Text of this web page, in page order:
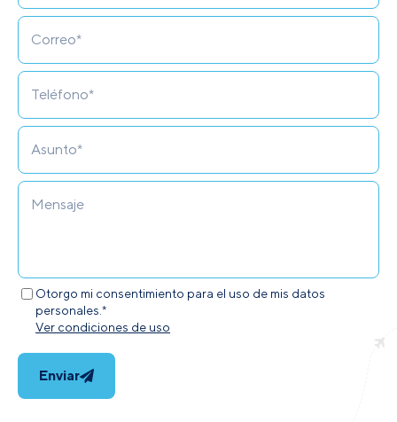
Otorgo mi consentimiento para el uso de mis datos
personales.*
Ver condiciones de uso
Enviar